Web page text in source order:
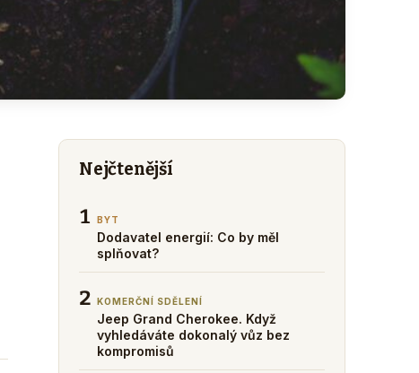
Nejčtenější
1 BYT
Dodavatel energií: Co by měl
splňovat?
2 KOMERČNÍ SDĚLENÍ
Jeep Grand Cherokee. Když
vyhledáváte dokonalý vůz bez
kompromisů